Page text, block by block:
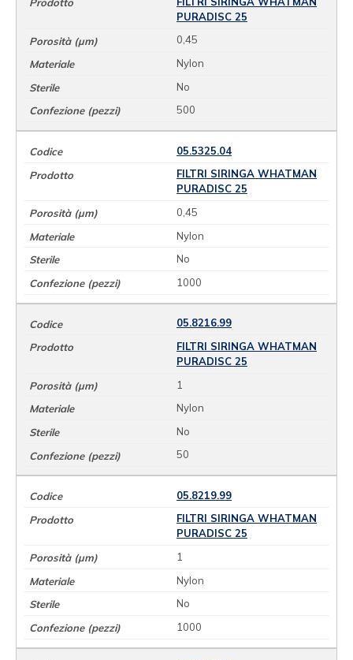
PURADISC 25
0,45
Nylon
No
500
05.5325.04
FILTRI SIRINGA WHATMAN
PURADISC 25
0,45
Nylon
No
1000
05.8216.99
FILTRI SIRINGA WHATMAN
PURADISC 25
1
Nylon
No
50
05.8219.99
FILTRI SIRINGA WHATMAN
PURADISC 25
1
Nylon
No
1000